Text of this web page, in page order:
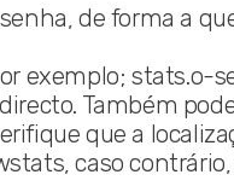
de forma a
exemplo; stats.o-
Também
que a
caso